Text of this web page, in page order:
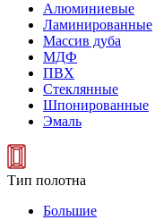
Алюминиевые
Ламинированные
Массив дуба
МДФ
ПВХ
Стеклянные
Шпонированные
Эмаль
Тип полотна
Большие